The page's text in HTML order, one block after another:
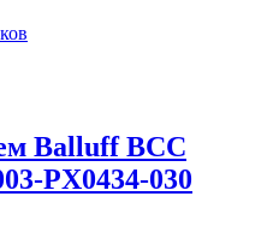
Balluff BCC
PX0434-030